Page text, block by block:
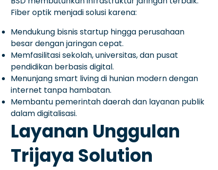
Fiber optik menjadi solusi karena:
Mendukung bisnis startup hingga perusahaan
besar dengan jaringan cepat.
Memfasilitasi sekolah, universitas, dan pusat
pendidikan berbasis digital.
Menunjang smart living di hunian modern dengan
internet tanpa hambatan.
Membantu pemerintah daerah dan layanan publik
dalam digitalisasi.
Layanan Unggulan
Trijaya Solution